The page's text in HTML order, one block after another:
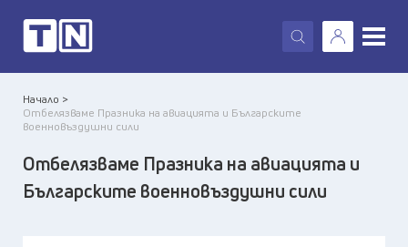
X
Начало >
Отбелязваме Празника на авиацията и Българските
военновъздушни сили
Отбелязваме Празника на авиацията и
Българските военновъздушни сили